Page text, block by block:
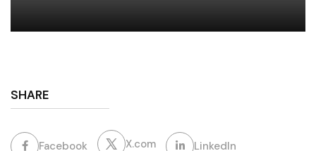
SHARE
Facebook X.com LinkedIn